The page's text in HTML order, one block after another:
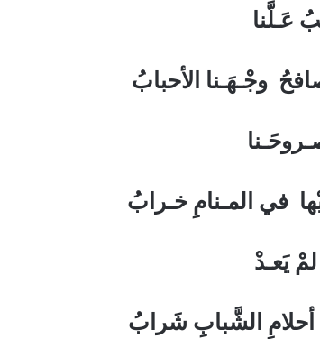
عَـلَّنا
الأحبابُ
خـرابُ
يَعـدْ
شَرابُ